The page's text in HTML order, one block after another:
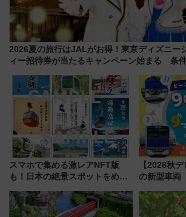
2026夏の旅行はJALがお得！東京ディズニー
ィー招待券が当たるキャンペーン始まる 条件
スマホで集める激レアNFT版
も！日本の絶景スポットをめぐ
ん)」企画がスタート
【2026秋
の新型車両
向け先行試
サダーにな